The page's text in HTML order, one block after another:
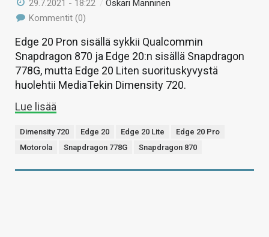
29.7.2021 - 18:22 /Oskari Manninen
Kommentit (0)
Edge 20 Pron sisällä sykkii Qualcommin
Snapdragon 870 ja Edge 20:n sisällä Snapdragon
778G, mutta Edge 20 Liten suorituskyvystä
huolehtii MediaTekin Dimensity 720.
Lue lisää
Dimensity 720 Edge 20 Edge 20 Lite
Edge 20 Pro
Motorola
Snapdragon 778G Snapdragon 870